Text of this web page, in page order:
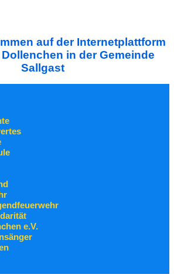
auf der Internetplattform
in der Gemeinde
Sallgast
e.V.